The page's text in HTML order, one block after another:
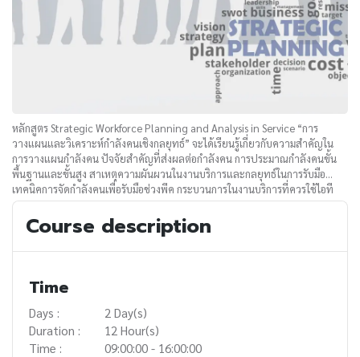
หลักสูตร Strategic Workforce Planning and Analysis in Service “การ
วางแผนและวิเคราะห์กำลังคนเชิงกลยุทธ์” จะได้เรียนรู้เกี่ยวกับความสำคัญใน
การวางแผนกำลังคน ปัจจัยสำคัญที่ส่งผลต่อกำลังคน การประมาณกำลังคนขั้น
พื้นฐานและขั้นสูง สาเหตุความผันผวนในงานบริการและกลยุทธ์ในการรับมือ
เทคนิคการจัดกำลังคนเพื่อรับมือช่วงพีค กระบวนการในงานบริการที่ควรใช้ไอที
และองค์ประกอบในการวางแผนกำลังคน
Course description
Time
Days :
2 Day(s)
Duration :
12 Hour(s)
Time :
09:00:00 - 16:00:00